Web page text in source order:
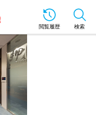
閲覧履歴 検索